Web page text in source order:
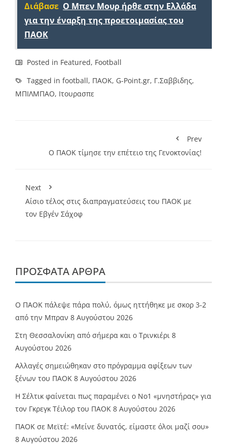
Διάβασε O Mπεν Μουρ ήρθε στην Ελλάδα
για την έναρξη της προετοιμασίας του
ΠΑΟΚ
Posted in Featured, Football
Tagged in football, ΠΑΟΚ, G-Point.gr, Γ.Σαββιδης,
ΜΠΙΛΜΠΑΟ, Ιτουρασπε
Prev
Ο ΠΑΟΚ τίμησε την επέτειο της Γενοκτονίας!
Next
Αίσιο τέλος στις διαπραγματεύσεις του ΠΑΟΚ με
τον Εβγέν Σάχοφ
ΠΡΌΣΦΑΤΑ ΆΡΘΡΑ
Ο ΠΑΟΚ πάλεψε πάρα πολύ, όμως ηττήθηκε με σκορ 3-2
από την Μπραν 8 Αυγούστου 2026
Στη Θεσσαλονίκη από σήμερα και ο Τρινκιέρι 8
Αυγούστου 2026
Αλλαγές σημειώθηκαν στο πρόγραμμα αφίξεων των
ξένων του ΠΑΟΚ 8 Αυγούστου 2026
Η Σέλτικ φαίνεται πως παραμένει ο Νο1 «μνηστήρας» για
τον Γκρεγκ Τέιλορ του ΠΑΟΚ 8 Αυγούστου 2026
ΠΑΟΚ σε Μεϊτέ: «Μείνε δυνατός, είμαστε όλοι μαζί σου»
8 Αυγούστου 2026